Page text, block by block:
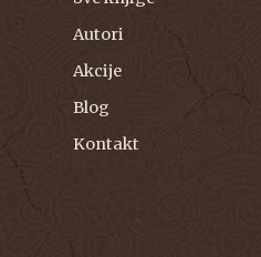
Autori
Akcije
Blog
Kontakt